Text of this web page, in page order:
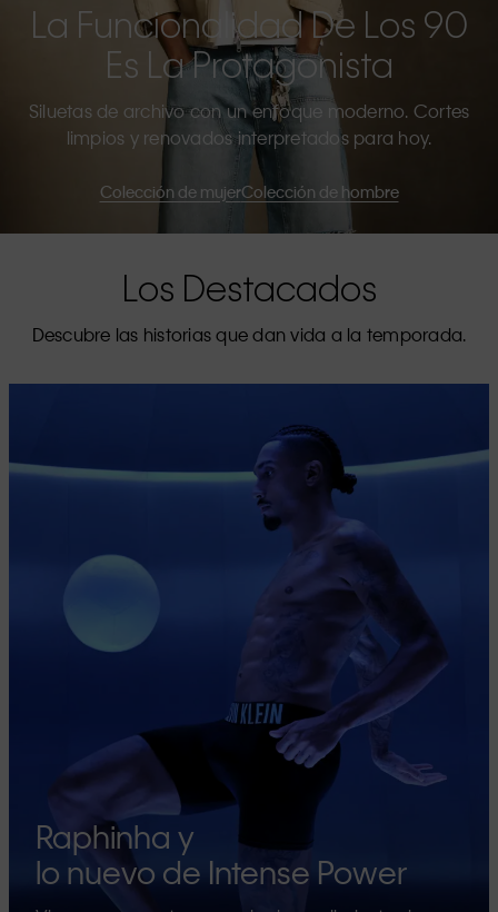
La Funcionalidad De Los 90
Es La Protagonista
Siluetas de archivo con un enfoque moderno. Cortes
limpios y renovados interpretados para hoy.
Colección de mujerColección de hombre
Los Destacados
Descubre las historias que dan vida a la temporada.
Raphinha y
lo nuevo de Intense Power